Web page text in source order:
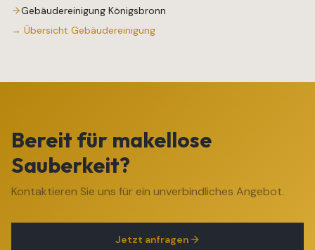
Gebäudereinigung Königsbronn
→ Übersicht Gebäudereinigung
Bereit für makellose
Sauberkeit?
Kontaktieren Sie uns für ein unverbindliches Angebot.
Jetzt anfragen